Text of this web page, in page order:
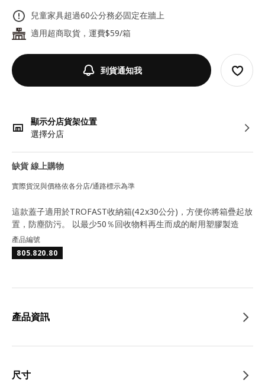
兒童家具超過60公分務必固定在牆上
24 適用超商取貨，運費$59/箱
到貨通知我
顯示分店貨架位置
選擇分店
缺貨 線上購物
實際貨況與價格依各分店/通路標示為準
這款蓋子適用於TROFAST收納箱(42x30公分)，方便你將箱疊起放
置，防塵防污。 以最少50％回收物料再生而成的耐用塑膠製造
產品編號
805.820.80
產品資訊
尺寸